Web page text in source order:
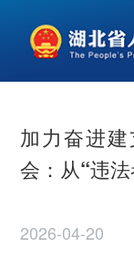
加力奋进
会：从“违
2026-04-20